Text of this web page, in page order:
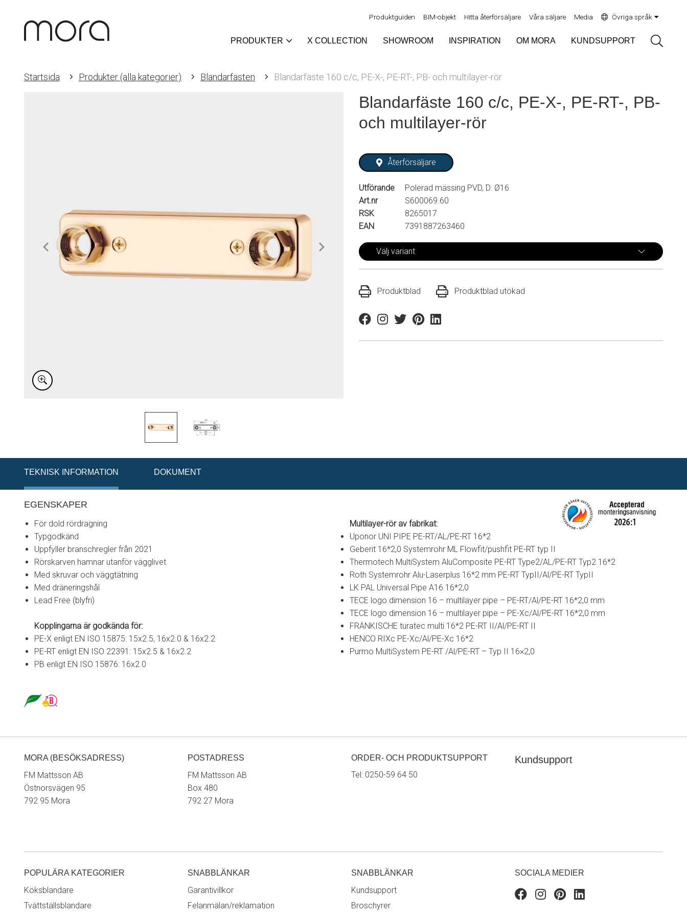
Produktguiden BIM-objekt Hitta återförsäljare Våra säljare Media Övriga språk
PRODUKTER X COLLECTION SHOWROOM INSPIRATION OM MORA KUNDSUPPORT
Startsida Produkter (alla kategorier) Blandarfästen Blandarfäste 160 c/c, PE-X-, PE-RT-, PB- och multilayer-rör
Blandarfäste 160 c/c, PE-X-, PE-RT-, PB-
och multilayer-rör
Återförsäljare
Utförande
Polerad mässing PVD, D: Ø16
Art.nr
S600069.60
RSK
8265017
EAN
7391887263460
Välj variant
Produktblad Produktblad utökad
FacebookInstagram
TwitterPinterestLinkedin
TEKNISK INFORMATION DOKUMENT
EGENSKAPER
För dold rördragning
Typgodkänd
Uppfyller branschregler från 2021
Rörskarven hamnar utanför vägglivet
Med skruvar och väggtätning
Med dräneringshål
Lead Free (blyfri)
Kopplingarna är godkända för:
PE-X enligt EN ISO 15875: 15x2.5, 16x2.0 & 16x2.2
PE-RT enligt EN ISO 22391: 15x2.5 & 16x2.2
PB enligt EN ISO 15876: 16x2.0
Multilayer-rör av fabrikat:
Uponor UNI PIPE PE-RT/AL/PE-RT 16*2
Geberit 16*2,0 Systemrohr ML Flowfit/pushfit PE-RT typ II
Thermotech MultiSystem AluComposite PE-RT Type2/AL/PE-RT Typ2 16*2
Roth Systemrohr Alu-Laserplus 16*2 mm PE-RT TypII/Al/PE-RT TypII
LK PAL Universal Pipe A16 16*2,0
TECE logo dimension 16 – multilayer pipe – PE-RT/Al/PE-RT 16*2,0 mm
TECE logo dimension 16 – multilayer pipe – PE-Xc/Al/PE-RT 16*2,0 mm
FRÄNKISCHE turatec multi 16*2 PE-RT II/Al/PE-RT II
HENCO RIXc PE-Xc/Al/PE-Xc 16*2
Purmo MultiSystem PE-RT /Al/PE-RT – Typ II 16×2,0
MORA (BESÖKSADRESS)
FM Mattsson AB
Östnorsvägen 95
792 95 Mora
POSTADRESS
FM Mattsson AB
Box 480
792 27 Mora
ORDER- OCH PRODUKTSUPPORT
Tel: 0250-59 64 50
Kundsupport
POPULÄRA KATEGORIER
Köksblandare
Tvättställsblandare
SNABBLÄNKAR
Garantivillkor
Felanmälan/reklamation
SNABBLÄNKAR
Kundsupport
Broschyrer
SOCIALA MEDIER
FacebookInstagram
Pinterest